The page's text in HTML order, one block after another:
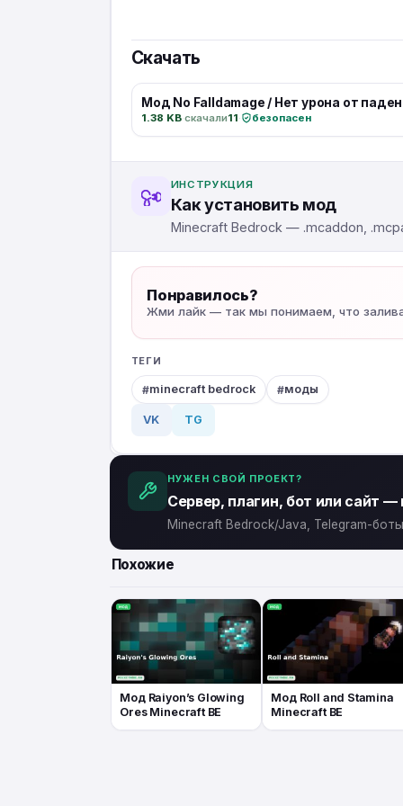
Скачать
Мод No Falldamage / Нет урона от
1.38 KB·скачали11· безопасен
ИНСТРУКЦИЯ
Как установить мод
Minecraft Bedrock — .mcaddon,
Понравилось?
Жми лайк — так мы понимаем, что
ТЕГИ
minecraft bedrock моды
VK TG
НУЖЕН СВОЙ ПРОЕКТ?
Сервер, плагин, бот или сайт
Minecraft Bedrock/Java, Telegram-
Похожие
Мод Raiyon’s Glowing
Ores Minecraft BE
Мод Roll and Stamina
Minecraft BE